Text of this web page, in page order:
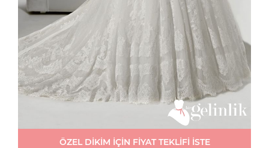
ÖZEL DİKİM İÇİN FİYAT TEKLİFİ İSTE